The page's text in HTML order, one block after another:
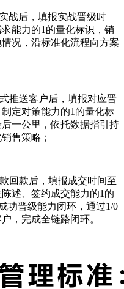
战后，填报实战晋级时
能力的1的量化标识，销
况，沿标准化流程向方案
推送客户后，填报对应晋
定对策能力的1的量化标
一公里，依托数据指引持
售策略；
回款后，填报成交时间至
述、签约成交能力的1的
功晋级能力闭环，通过1/0
，完成全链路闭环。